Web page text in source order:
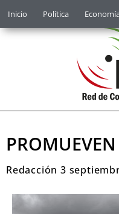
Inicio Política
Redacción 3